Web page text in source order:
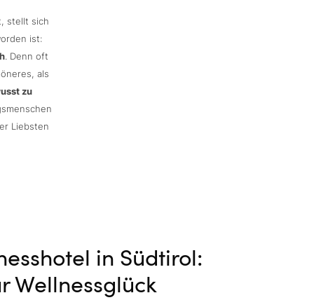
stellt sich
ist:
. Denn oft
als
zu
Liebsten
in Südtirol:
Wellnessglück